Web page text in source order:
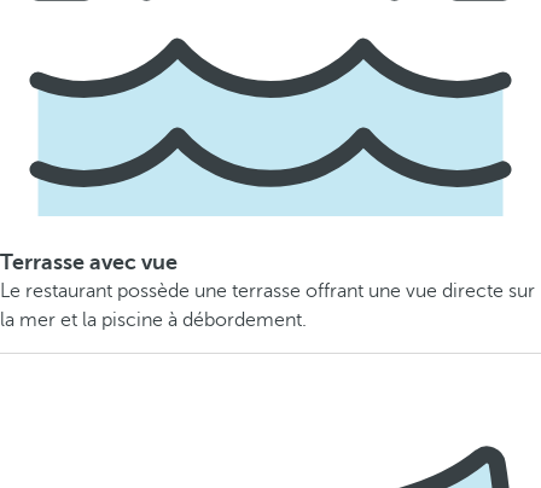
Terrasse avec vue
Le restaurant possède une terrasse offrant une vue directe sur
la mer et la piscine à débordement.